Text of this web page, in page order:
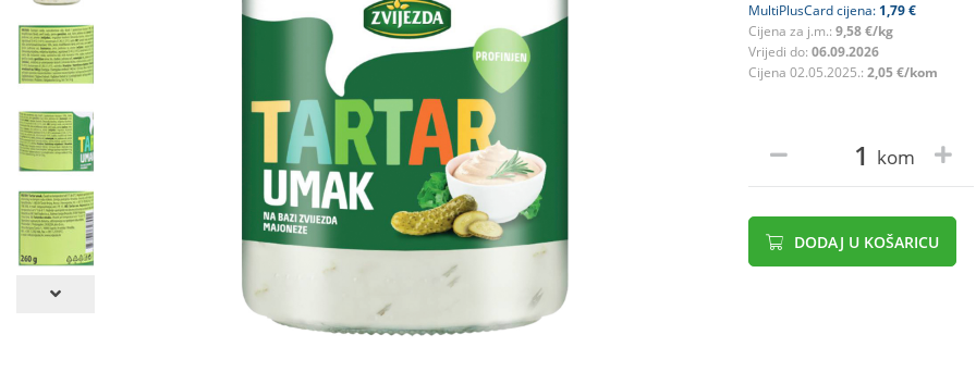
MultiPlusCard cijena: 1,79 €
Cijena za j.m.: 9,58 €/kg
Vrijedi do: 06.09.2026
Cijena 02.05.2025.: 2,05 €/kom
kom
DODAJ U KOŠARICU